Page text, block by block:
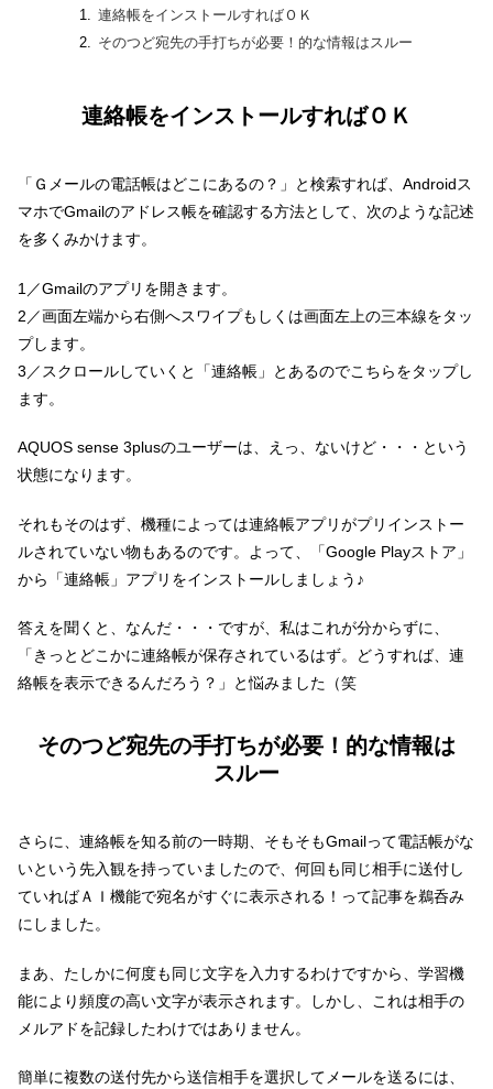
連絡帳をインストールすればＯＫ
そのつど宛先の手打ちが必要！的な情報はスルー
連絡帳をインストールすればＯＫ
「Ｇメールの電話帳はどこにあるの？」と検索すれば、Androidス
マホでGmailのアドレス帳を確認する方法として、次のような記述
を多くみかけます。
1／Gmailのアプリを開きます。
2／画面左端から右側へスワイプもしくは画面左上の三本線をタッ
プします。
3／スクロールしていくと「連絡帳」とあるのでこちらをタップし
ます。
AQUOS sense 3plusのユーザーは、えっ、ないけど・・・という
状態になります。
それもそのはず、機種によっては連絡帳アプリがプリインストー
ルされていない物もあるのです。よって、「Google Playストア」
から「連絡帳」アプリをインストールしましょう♪
答えを聞くと、なんだ・・・ですが、私はこれが分からずに、
「きっとどこかに連絡帳が保存されているはず。どうすれば、連
絡帳を表示できるんだろう？」と悩みました（笑
そのつど宛先の手打ちが必要！的な情報は
スルー
さらに、連絡帳を知る前の一時期、そもそもGmailって電話帳がな
いという先入観を持っていましたので、何回も同じ相手に送付し
ていればＡＩ機能で宛名がすぐに表示される！って記事を鵜呑み
にしました。
まあ、たしかに何度も同じ文字を入力するわけですから、学習機
能により頻度の高い文字が表示されます。しかし、これは相手の
メルアドを記録したわけではありません。
簡単に複数の送付先から送信相手を選択してメールを送るには、